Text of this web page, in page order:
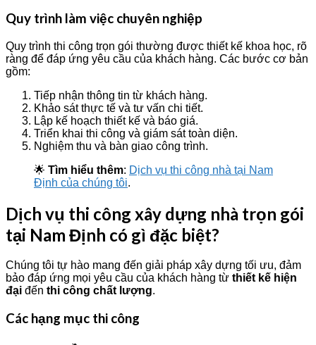
Quy trình làm việc chuyên nghiệp
Quy trình thi công trọn gói thường được thiết kế khoa học, rõ
ràng để đáp ứng yêu cầu của khách hàng. Các bước cơ bản
gồm:
Tiếp nhận thông tin từ khách hàng.
Khảo sát thực tế và tư vấn chi tiết.
Lập kế hoạch thiết kế và báo giá.
Triển khai thi công và giám sát toàn diện.
Nghiệm thu và bàn giao công trình.
🌟 Tìm hiểu thêm: Dịch vụ thi công nhà tại Nam
Định của chúng tôi.
Dịch vụ thi công xây dựng nhà trọn gói
tại Nam Định có gì đặc biệt?
Chúng tôi tự hào mang đến giải pháp xây dựng tối ưu, đảm
bảo đáp ứng mọi yêu cầu của khách hàng từ thiết kế hiện
đại đến thi công chất lượng.
Các hạng mục thi công